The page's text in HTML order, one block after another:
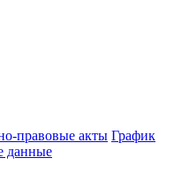
правовые акты График
данные